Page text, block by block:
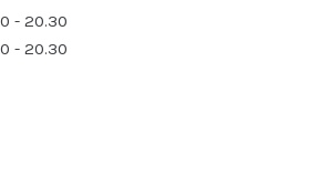
- 20.30
- 20.30